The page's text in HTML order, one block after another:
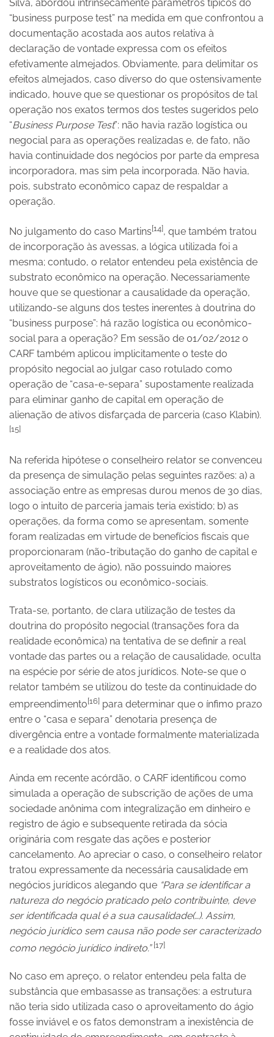
Silva, abordou intrinsecamente parâmetros típicos do
“business purpose test” na medida em que confrontou a
documentação acostada aos autos relativa à
declaração de vontade expressa com os efeitos
efetivamente almejados. Obviamente, para delimitar os
efeitos almejados, caso diverso do que ostensivamente
indicado, houve que se questionar os propósitos de tal
operação nos exatos termos dos testes sugeridos pelo
“Business Purpose Test”: não havia razão logística ou
negocial para as operações realizadas e, de fato, não
havia continuidade dos negócios por parte da empresa
incorporadora, mas sim pela incorporada. Não havia,
pois, substrato econômico capaz de respaldar a
operação.
No julgamento do caso Martins[14], que também tratou
de incorporação às avessas, a lógica utilizada foi a
mesma; contudo, o relator entendeu pela existência de
substrato econômico na operação. Necessariamente
houve que se questionar a causalidade da operação,
utilizando-se alguns dos testes inerentes à doutrina do
“business purpose”: há razão logística ou econômico-
social para a operação? Em sessão de 01/02/2012 o
CARF também aplicou implicitamente o teste do
propósito negocial ao julgar caso rotulado como
operação de “casa-e-separa” supostamente realizada
para eliminar ganho de capital em operação de
alienação de ativos disfarçada de parceria (caso Klabin).
[15]
Na referida hipótese o conselheiro relator se convenceu
da presença de simulação pelas seguintes razões: a) a
associação entre as empresas durou menos de 30 dias,
logo o intuito de parceria jamais teria existido; b) as
operações, da forma como se apresentam, somente
foram realizadas em virtude de benefícios fiscais que
proporcionaram (não-tributação do ganho de capital e
aproveitamento de ágio), não possuindo maiores
substratos logísticos ou econômico-sociais.
Trata-se, portanto, de clara utilização de testes da
doutrina do propósito negocial (transações fora da
realidade econômica) na tentativa de se definir a real
vontade das partes ou a relação de causalidade, oculta
na espécie por série de atos jurídicos. Note-se que o
relator também se utilizou do teste da continuidade do
empreendimento[16] para determinar que o ínfimo prazo
entre o “casa e separa” denotaria presença de
divergência entre a vontade formalmente materializada
e a realidade dos atos.
Ainda em recente acórdão, o CARF identificou como
simulada a operação de subscrição de ações de uma
sociedade anônima com integralização em dinheiro e
registro de ágio e subsequente retirada da sócia
originária com resgate das ações e posterior
cancelamento. Ao apreciar o caso, o conselheiro relator
tratou expressamente da necessária causalidade em
negócios jurídicos alegando que “Para se identificar a
natureza do negócio praticado pelo contribuinte, deve
ser identificada qual é a sua causalidade(…). Assim,
negócio jurídico sem causa não pode ser caracterizado
como negócio jurídico indireto.”[17]
No caso em apreço, o relator entendeu pela falta de
substância que embasasse as transações: a estrutura
não teria sido utilizada caso o aproveitamento do ágio
fosse inviável e os fatos demonstram a inexistência de